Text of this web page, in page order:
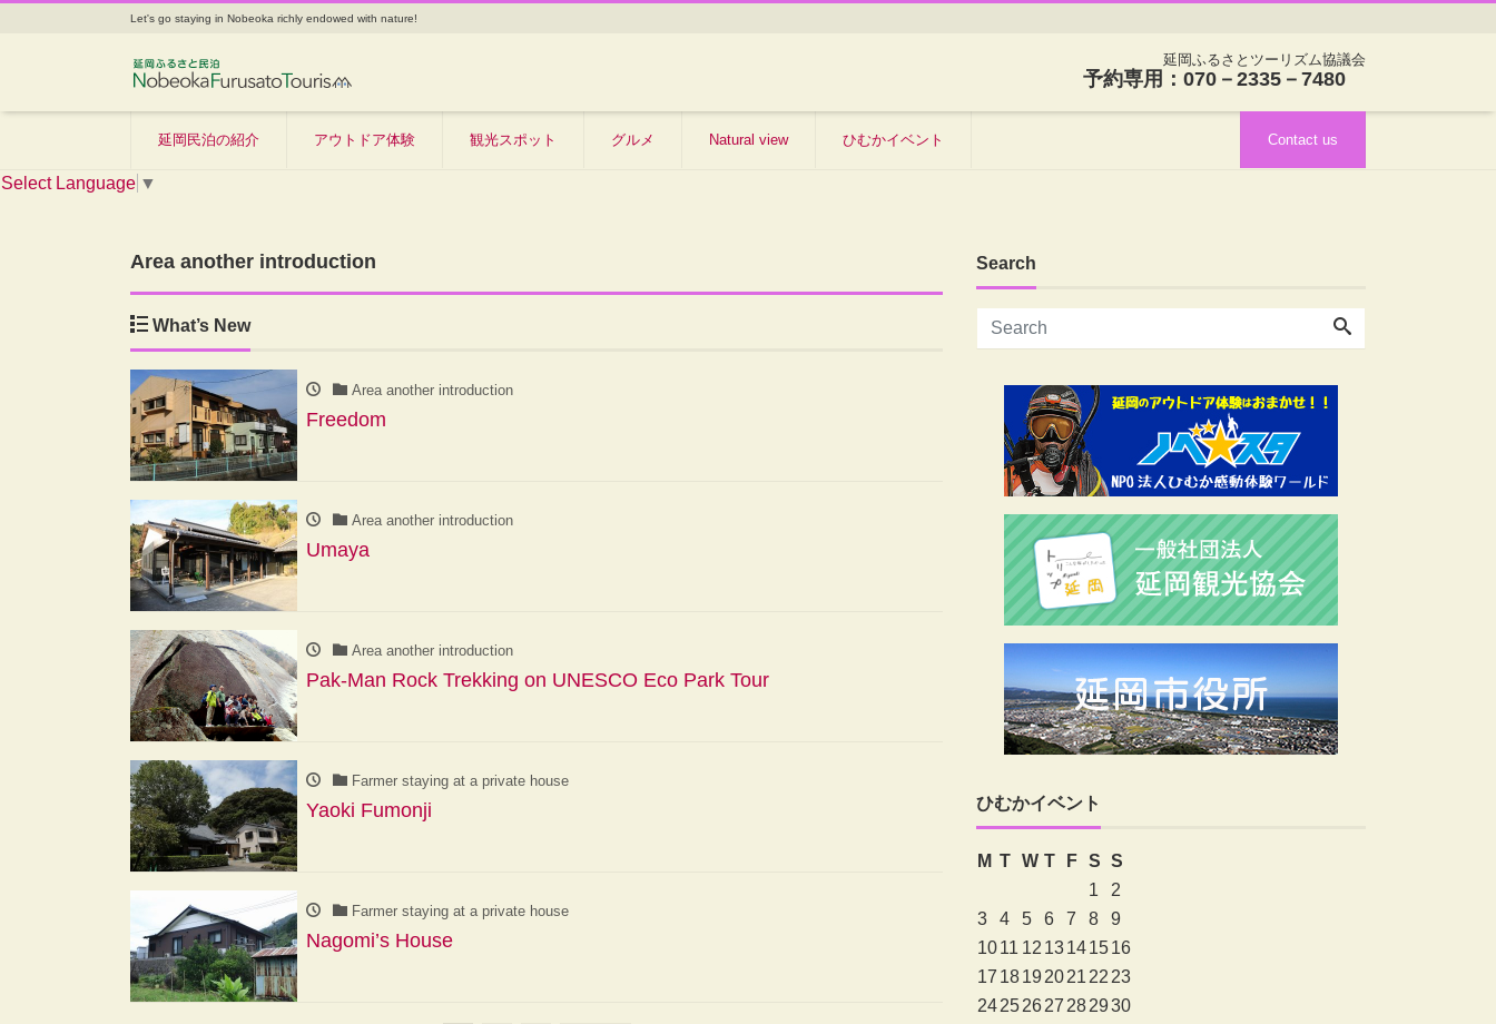
Let's go staying in Nobeoka richly endowed with nature!
延岡ふるさとツーリズム協議会
予約専用：070－2335－7480
延岡民泊の紹介 アウトドア体験 観光スポット グルメ Natural view ひむかイベント Contact us
Select Language ▼
Area another introduction
What’s New
Area another introduction
Freedom
Area another introduction
Umaya
Area another introduction
Pak-Man Rock Trekking on UNESCO Eco Park Tour
Farmer staying at a private house
Yaoki Fumonji
Farmer staying at a private house
Nagomi’s House
Search
ひむかイベント
M T W T F S S
1
2
3
4 5 6 7 8
9
1011 12 13141516
17 181920212223
24252627282930